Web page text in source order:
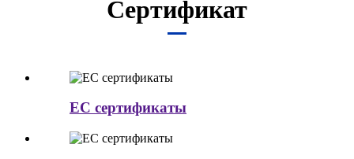
Сертификат
EC сертификаты